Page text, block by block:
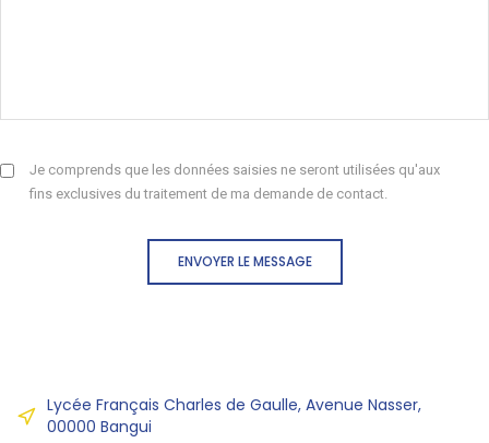
Je comprends que les données saisies ne seront utilisées qu'aux
fins exclusives du traitement de ma demande de contact.
ENVOYER LE MESSAGE
Lycée Français Charles de Gaulle, Avenue Nasser,
00000 Bangui